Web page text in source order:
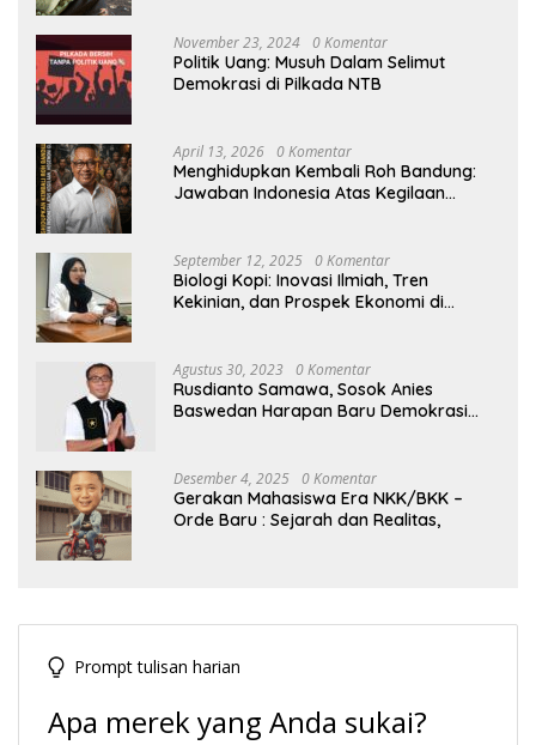
November 23, 2024 0 Komentar
Politik Uang: Musuh Dalam Selimut
Demokrasi di Pilkada NTB
April 13, 2026 0 Komentar
Menghidupkan Kembali Roh Bandung:
Jawaban Indonesia Atas Kegilaan
September 12, 2025 0 Komentar
Biologi Kopi: Inovasi Ilmiah, Tren
Kekinian, dan Prospek Ekonomi di
Agustus 30, 2023 0 Komentar
Rusdianto Samawa, Sosok Anies
Baswedan Harapan Baru Demokrasi
Desember 4, 2025 0 Komentar
Gerakan Mahasiswa Era NKK/BKK –
Orde Baru : Sejarah dan Realitas,
Prompt tulisan harian
Apa merek yang Anda sukai?